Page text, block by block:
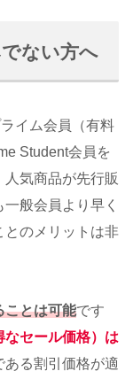
ない方へ
イム会員（有料
Student会員を
気商品が先行販
般会員より早く
とのメリットは非
ことは可能です
なセール価格）は
ある割引価格が適